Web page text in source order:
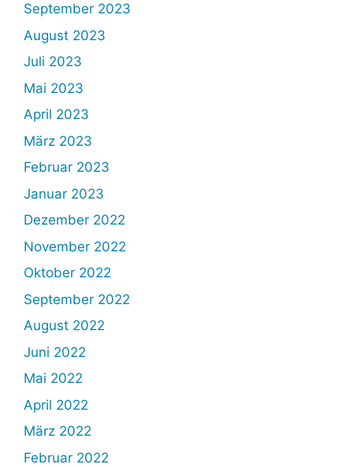
September 2023
August 2023
Juli 2023
Mai 2023
April 2023
März 2023
Februar 2023
Januar 2023
Dezember 2022
November 2022
Oktober 2022
September 2022
August 2022
Juni 2022
Mai 2022
April 2022
März 2022
Februar 2022